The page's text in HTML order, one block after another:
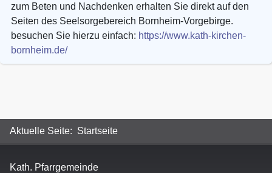
zum Beten und Nachdenken erhalten Sie direkt auf den
Seiten des Seelsorgebereich Bornheim-Vorgebirge.
besuchen Sie hierzu einfach: https://www.kath-kirchen-
bornheim.de/
Aktuelle Seite: Startseite
Kath. Pfarrgemeinde